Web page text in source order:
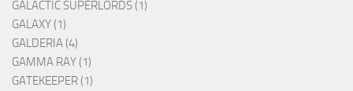
GALACTIC SUPERLORDS (1)
GALAXY (1)
GALDERIA (4)
GAMMA RAY (1)
GATEKEEPER (1)